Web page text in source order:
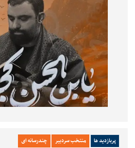
پربازدید ها منتخب سردبیر چندرسانه ای